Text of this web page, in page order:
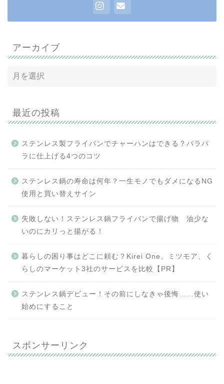
アーカイブ
最近の投稿
ステンレス製フライパンでチャーハンはできる？パラパ
ラに仕上げる4つのコツ
ステンレス鍋の寿命は何年？一生モノでもダメになるNG
使用と買い替えサイン
失敗しない！ステンレス鍋フライパンで揚げ物 油少な
いのにカリっと揚がる！
暮らしの困り事はどこに頼む？Kirei One、ミツモア、く
らしのマーケット3社のサービスを比較【PR】
ステンレス鍋デビュー！その前にしなきゃ後悔……使い
始めにすること
スポンサーリンク